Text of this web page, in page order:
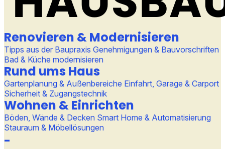
Renovieren & Modernisieren
Tipps aus der Baupraxis Genehmigungen & Bauvorschriften
Bad & Küche modernisieren
Rund ums Haus
Gartenplanung & Außenbereiche Einfahrt, Garage & Carport
Sicherheit & Zugangstechnik
Wohnen & Einrichten
Böden, Wände & Decken Smart Home & Automatisierung
Stauraum & Möbellösungen
-